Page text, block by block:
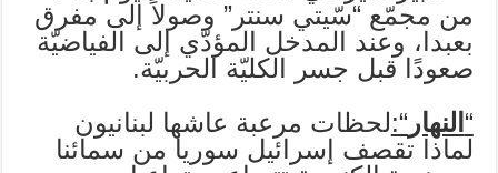
من مجمّع “سّيتي سنتر” وصولاً إلى مفرق
بعبدا، وعند المدخل المؤدّي إلى الفياضيّة
صعودًا قبل جسر الكليّة الحربيّة.
“ النهار “:لحظات مرعبة عاشها لبنانيون
لماذا تقصف إسرائيل سوريا من سمائنا